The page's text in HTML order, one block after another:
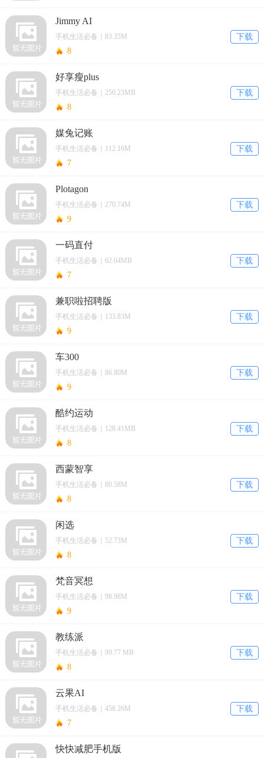
Jimmy AI
下载
手机生活必备｜83.35M
8
好享瘦plus
下载
手机生活必备｜250.23MB
8
媒兔记账
下载
手机生活必备｜112.16M
7
Plotagon
下载
手机生活必备｜270.74M
9
一码直付
下载
手机生活必备｜62.04MB
7
兼职啦招聘版
下载
手机生活必备｜133.83M
9
车300
下载
手机生活必备｜86.80M
9
酷约运动
下载
手机生活必备｜128.41MB
8
西蒙智享
下载
手机生活必备｜80.58M
8
闲选
下载
手机生活必备｜52.73M
8
梵音冥想
下载
手机生活必备｜98.98M
9
教练派
下载
手机生活必备｜99.77 MB
8
云果AI
下载
手机生活必备｜458.26M
7
快快减肥手机版